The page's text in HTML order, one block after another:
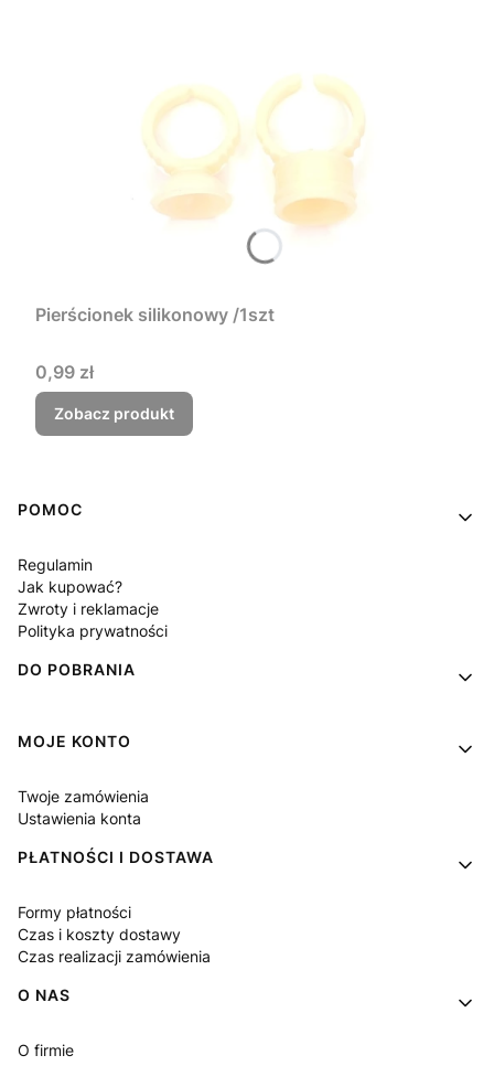
Pierścionek silikonowy /1szt
Cena
0,99 zł
Zobacz produkt
Linki w stopce
POMOC
Regulamin
Jak kupować?
Zwroty i reklamacje
Polityka prywatności
DO POBRANIA
MOJE KONTO
Twoje zamówienia
Ustawienia konta
PŁATNOŚCI I DOSTAWA
Formy płatności
Czas i koszty dostawy
Czas realizacji zamówienia
O NAS
O firmie